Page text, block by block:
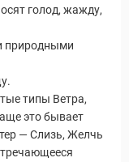
голод, жажду,
природными
типы Ветра,
это бывает
— Слизь, Желчь